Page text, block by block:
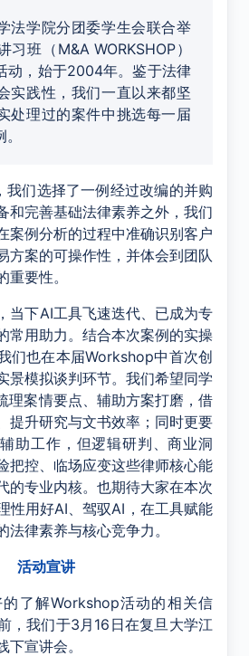
法学院分团委学生会联合举
习班（M&A WORKSHOP）
动，始于2004年。鉴于法律
实践性，我们一直以来都坚
处理过的案件中挑选每一届
们选择了一例经过改编的并购
和完善基础法律素养之外，我们
案例分析的过程中准确识别客户
方案的可操作性，并体会到团队
要性。
当下AI工具飞速迭代、已成为专
常用助力。结合本次案例的实操
们也在本届Workshop中首次创
景模拟谈判环节。我们希望同学
理案情要点、辅助方案打磨，借
提升研究与文书效率；同时更要
助工作，但逻辑研判、商业洞
把控、临场应变这些律师核心能
的专业内核。也期待大家在本次
性用好AI、驾驭AI，在工具赋能
法律素养与核心竞争力。
活动宣讲
了解Workshop活动的相关信
，我们于3月16日在复旦大学江
宣讲会。